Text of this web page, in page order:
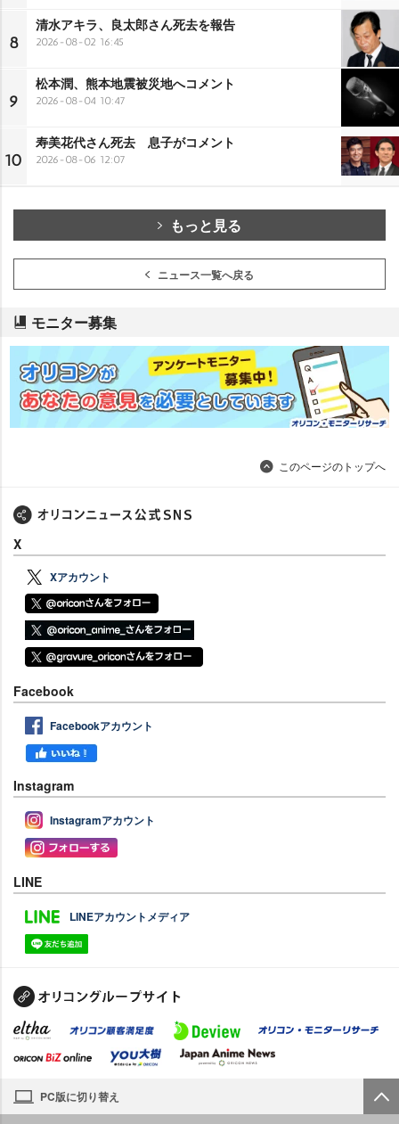
8
清水アキラ、良太郎さん死去を報告
2026-08-02 16:45
9
松本潤、熊本地震被災地へコメント
2026-08-04 10:47
10
寿美花代さん死去 息子がコメント
2026-08-06 12:07
もっと見る
ニュース一覧へ戻る
モニター募集
このページのトップへ
X
Xアカウント
Facebook
Facebookアカウント
Instagram
Instagramアカウント
LINE
LINEアカウントメディア
PC版に切り替え